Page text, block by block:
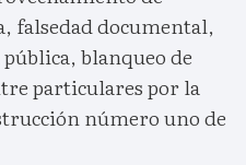
falsedad documental,
blanqueo de
particulares por la
número uno de